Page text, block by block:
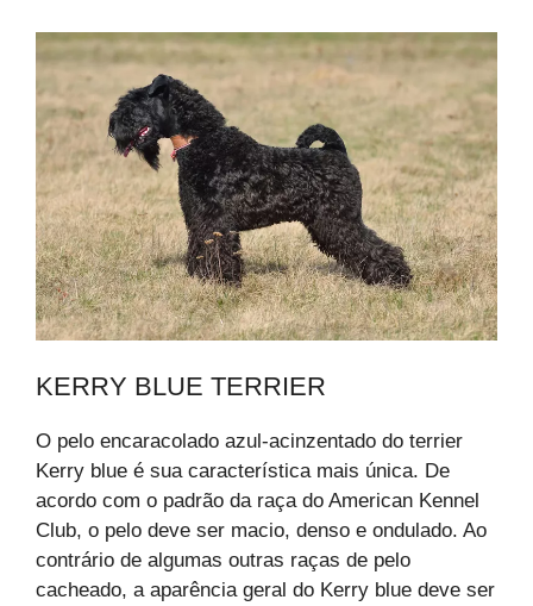
KERRY BLUE TERRIER
O pelo encaracolado azul-acinzentado do terrier
Kerry blue é sua característica mais única. De
acordo com o padrão da raça do American Kennel
Club, o pelo deve ser macio, denso e ondulado. Ao
contrário de algumas outras raças de pelo
cacheado, a aparência geral do Kerry blue deve ser